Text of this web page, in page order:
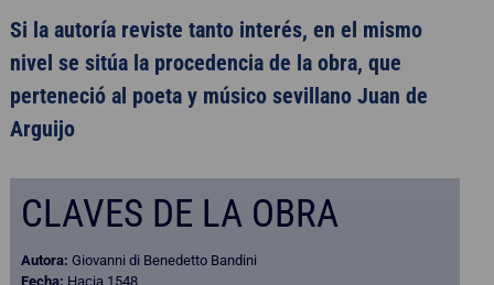
Si la autoría reviste tanto interés, en el mismo
nivel se sitúa la procedencia de la obra, que
perteneció al poeta y músico sevillano Juan de
Arguijo
CLAVES DE LA OBRA
Autora: Giovanni di Benedetto Bandini
Fecha: Hacia 1548